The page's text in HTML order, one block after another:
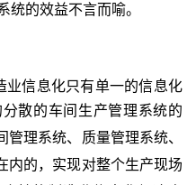
统的效益不言而喻。
业信息化只有单一的信息化
散的车间生产管理系统的
理系统、质量管理系统、
内的，实现对整个生产现场